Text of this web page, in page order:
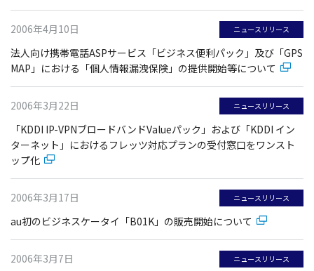
2006年4月10日 ニュースリリース
法人向け携帯電話ASPサービス「ビジネス便利パック」及び「GPS
MAP」における「個人情報漏洩保険」の提供開始等について
2006年3月22日 ニュースリリース
「KDDI IP-VPNブロードバンドValueパック」および「KDDI イン
ターネット」におけるフレッツ対応プランの受付窓口をワンスト
ップ化
2006年3月17日 ニュースリリース
au初のビジネスケータイ「B01K」の販売開始について
2006年3月7日 ニュースリリース